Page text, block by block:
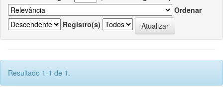
Ordenar
Registro(s)
Resultado 1-1 de 1.